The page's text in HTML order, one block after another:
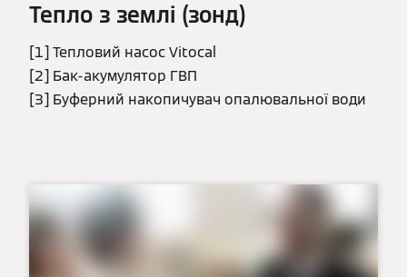
Тепло з землі (зонд)
[1] Тепловий насос Vitocal
[2] Бак-акумулятор ГВП
[3] Буферний накопичувач опалювальної води